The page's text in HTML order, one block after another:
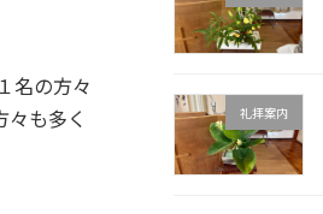
名の方々
も多く
礼拝案内